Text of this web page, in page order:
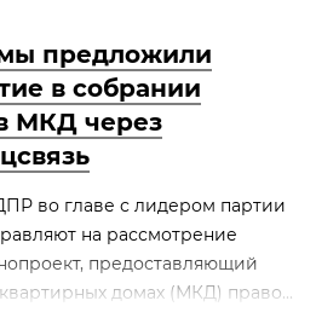
предложили
в собрании
МКД через
во главе с лидером партии
на рассмотрение
предоставляющий
домах (МКД) право...